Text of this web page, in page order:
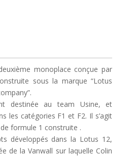
monoplace conçue par
sous la marque “Lotus
destinée au team Usine, et
les catégories F1 et F2. Il s’agit
formule 1 construite .
développés dans la Lotus 12,
de la Vanwall sur laquelle Colin